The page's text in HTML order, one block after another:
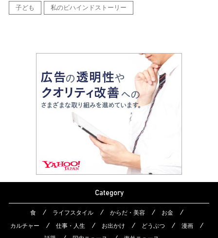
子ども 私のビハインドストーリー
Category
食 ライフスタイル からだ・美容
お金
カルチャー
仕事・人生 お出かけ どうぶつ
漫画